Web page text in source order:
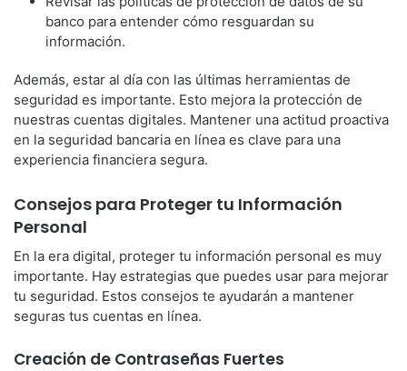
banco para entender cómo resguardan su
información.
Además, estar al día con las últimas herramientas de
seguridad es importante. Esto mejora la protección de
nuestras cuentas digitales. Mantener una actitud proactiva
en la seguridad bancaria en línea es clave para una
experiencia financiera segura.
Consejos para Proteger tu Información
Personal
En la era digital, proteger tu información personal es muy
importante. Hay estrategias que puedes usar para mejorar
tu seguridad. Estos consejos te ayudarán a mantener
seguras tus cuentas en línea.
Creación de Contraseñas Fuertes